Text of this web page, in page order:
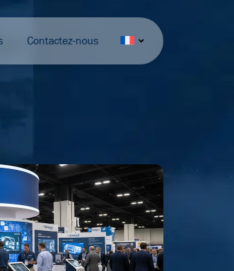
Contactez-nous